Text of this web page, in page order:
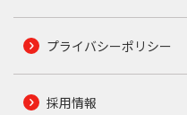
プライバシーポリシー
採用情報